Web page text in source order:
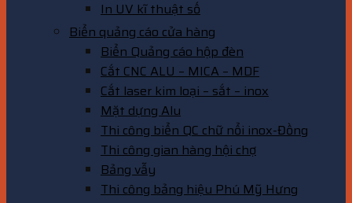
In UV kĩ thuật số
Biển quảng cáo cửa hàng
Biển Quảng cáo hộp đèn
Cắt CNC ALU – MICA – MDF
Cắt laser kim loại – sắt – inox
Mặt dựng Alu
Thi công biển QC chữ nổi inox-Đồng
Thi công gian hàng hội chợ
Bảng vẫy
Thi công bảng hiệu Phú Mỹ Hưng